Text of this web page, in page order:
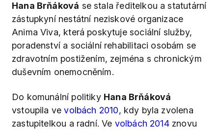
Hana Brňáková se stala ředitelkou a statutární
zástupkyní nestátní neziskové organizace
Anima Viva, která poskytuje sociální služby,
poradenství a sociální rehabilitaci osobám se
zdravotním postižením, zejména s chronickým
duševním onemocněním.
Do komunální politiky Hana Brňáková
vstoupila vevolbách 2010, kdy byla zvolena
zastupitelkou a radní. Ve volbách 2014znovu